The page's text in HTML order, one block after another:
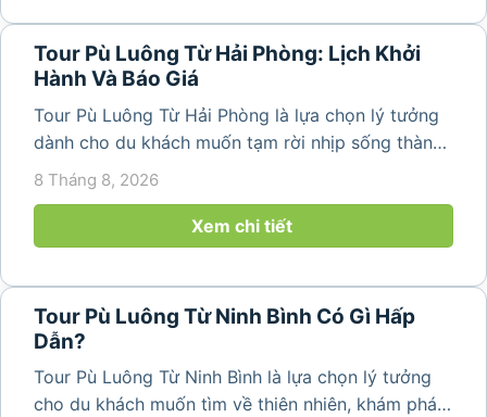
Tour Pù Luông Từ Hải Phòng: Lịch Khởi
Hành Và Báo Giá
Tour Pù Luông Từ Hải Phòng là lựa chọn lý tưởng
dành cho du khách muốn tạm rời nhịp sống thành
phố để tìm về không gian núi rừng trong lành,
những bản làng bình yên và cảnh quan ruộng bậc
thang đặc trưng. Từ...
8 Tháng 8, 2026
Xem chi tiết
Tour Pù Luông Từ Ninh Bình Có Gì Hấp
Dẫn?
Tour Pù Luông Từ Ninh Bình là lựa chọn lý tưởng
cho du khách muốn tìm về thiên nhiên, khám phá